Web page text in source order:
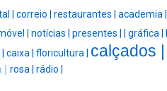
| correio | restaurantes | academia |
| notícias | presentes | gráfica |
caixa | floricultura | calçados |
| rosa | rádio |